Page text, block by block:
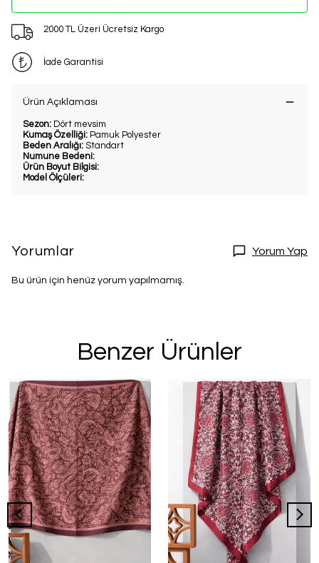
2000 TL Üzeri Ücretsiz Kargo
İade Garantisi
Ürün Açıklaması
Sezon: Dört mevsim
Kumaş Özelliği: Pamuk Polyester
Beden Aralığı: Standart
Numune Bedeni:
Ürün Boyut Bilgisi:
Model Ölçüleri:
Yorumlar Yorum Yap
Bu ürün için henüz yorum yapılmamış.
Benzer Ürünler